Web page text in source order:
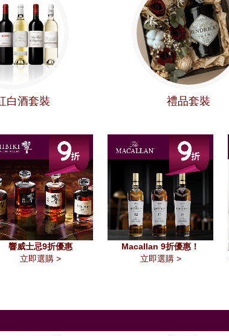
白酒套裝 禮品套裝
響威士忌9折優惠
立即選購 >
Macallan 9折優惠！
立即選購 >